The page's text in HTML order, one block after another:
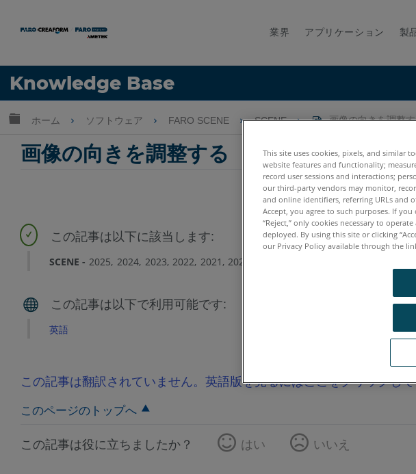
業界 アプリケーション 製
Knowledge Base
言語
グローバル階層を展開/折りたたむ
ホーム ソフトウェア FARO SCENE SCENE 画像の向きを調整
画像の向きを調整する
SCENE 2025 2024 2023 2022 2021 2020
英語
この記事は翻訳されていません。英語版を見るにはここをクリックし
このページのトップへ
この記事は役に立ちましたか？ はい いいえ
This site uses cookies, pixels, and similar
website features and functionality;
record user sessions and interactions;
our third-party vendors may monitor,
and online identifiers, referring URLs and
Accept, you agree to such purposes. If
“Reject,” only cookies necessary to
deployed. By using this site or clicking
our Privacy Policy available through the